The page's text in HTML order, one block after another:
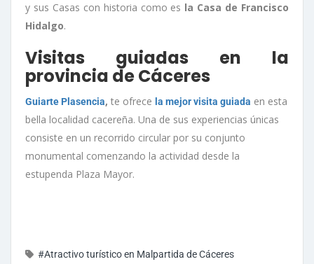
y sus Casas con historia como es la Casa de Francisco
Hidalgo.
Visitas guiadas en la
provincia de Cáceres
Guiarte Plasencia, te ofrece la mejor visita guiada en esta
bella localidad cacereña. Una de sus experiencias únicas
consiste en un recorrido circular por su conjunto
monumental comenzando la actividad desde la
estupenda Plaza Mayor.
#Atractivo turístico en Malpartida de Cáceres